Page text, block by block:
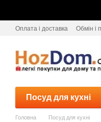
Оплата і доставка Обмін і
Посуд для кухні
Головна Посуд для кухні